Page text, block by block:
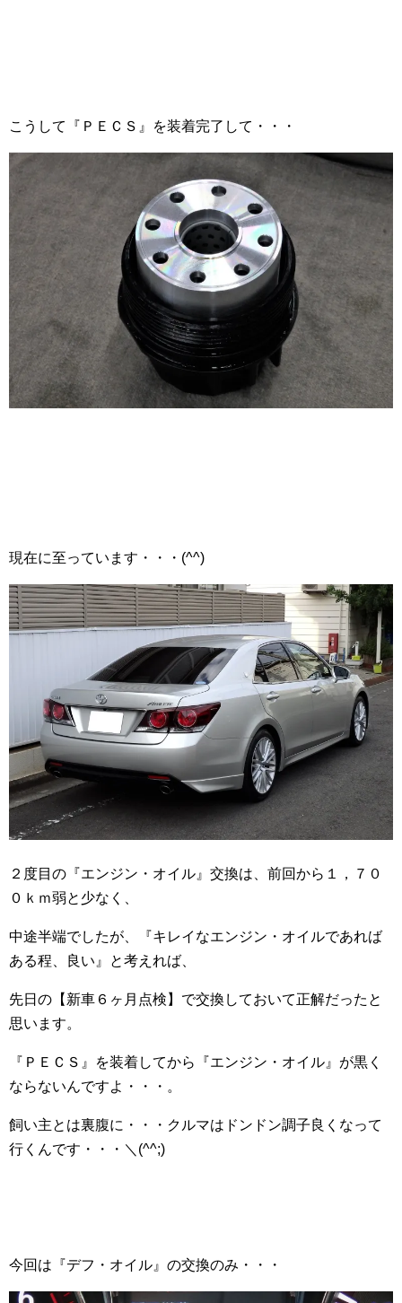
こうして『ＰＥＣＳ』を装着完了して・・・
現在に至っています・・・(^^)
２度目の『エンジン・オイル』交換は、前回から１，７０
０ｋｍ弱と少なく、
中途半端でしたが、『キレイなエンジン・オイルであれば
ある程、良い』と考えれば、
先日の【新車６ヶ月点検】で交換しておいて正解だったと
思います。
『ＰＥＣＳ』を装着してから『エンジン・オイル』が黒く
ならないんですよ・・・。
飼い主とは裏腹に・・・クルマはドンドン調子良くなって
行くんです・・・＼(^^;)ゞ
今回は『デフ・オイル』の交換のみ・・・